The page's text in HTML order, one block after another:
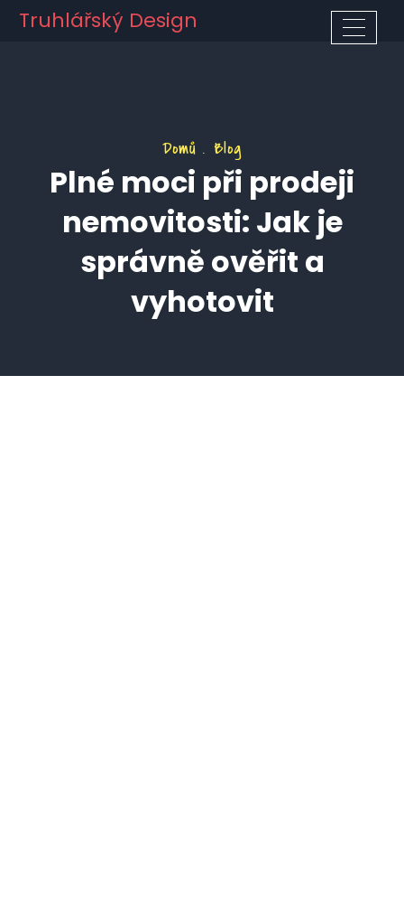
Truhlářský Design
Domů Blog
Plné moci při prodeji
nemovitosti: Jak je
správně ověřit a
vyhotovit